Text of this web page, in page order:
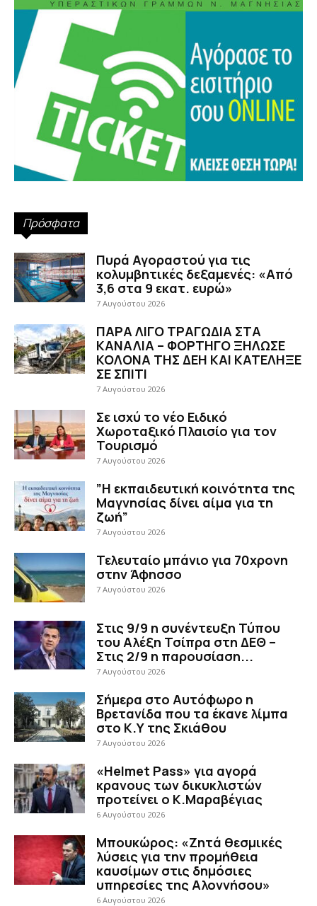
Πρόσφατα
Πυρά Αγοραστού για τις
κολυμβητικές δεξαμενές: «Από
3,6 στα 9 εκατ. ευρώ»
7 Αυγούστου 2026
ΠΑΡΑ ΛΙΓΟ ΤΡΑΓΩΔΙΑ ΣΤΑ
ΚΑΝΑΛΙΑ – ΦΟΡΤΗΓΟ ΞΗΛΩΣΕ
ΚΟΛΟΝΑ ΤΗΣ ΔΕΗ ΚΑΙ ΚΑΤΕΛΗΞΕ
ΣΕ ΣΠΙΤΙ
7 Αυγούστου 2026
Σε ισχύ το νέο Ειδικό
Χωροταξικό Πλαισίο για τον
Τουρισμό
7 Αυγούστου 2026
”Η εκπαιδευτική κοινότητα της
Μαγνησίας δίνει αίμα για τη
ζωή”
7 Αυγούστου 2026
Τελευταίο μπάνιο για 70χρονη
στην Άφησσο
7 Αυγούστου 2026
Στις 9/9 η συνέντευξη Τύπου
του Αλέξη Τσίπρα στη ΔΕΘ –
Στις 2/9 η παρουσίαση...
7 Αυγούστου 2026
Σήμερα στο Αυτόφωρο η
Βρετανίδα που τα έκανε λίμπα
στο Κ.Υ της Σκιάθου
7 Αυγούστου 2026
«Helmet Pass» για αγορά
κρανους των δικυκλιστών
προτείνει ο Κ.Μαραβέγιας
6 Αυγούστου 2026
Μπουκώρος: «Ζητά θεσμικές
λύσεις για την προμήθεια
καυσίμων στις δημόσιες
υπηρεσίες της Αλοννήσου»
6 Αυγούστου 2026